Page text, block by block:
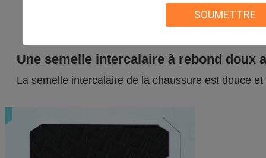
SOUMETTRE
Une semelle intercalaire à rebond doux
La semelle intercalaire de la chaussure est douce